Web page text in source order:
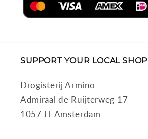
SUPPORT YOUR LOCAL SHOP
Drogisterij Armino
Admiraal de Ruijterweg 17
1057 JT Amsterdam